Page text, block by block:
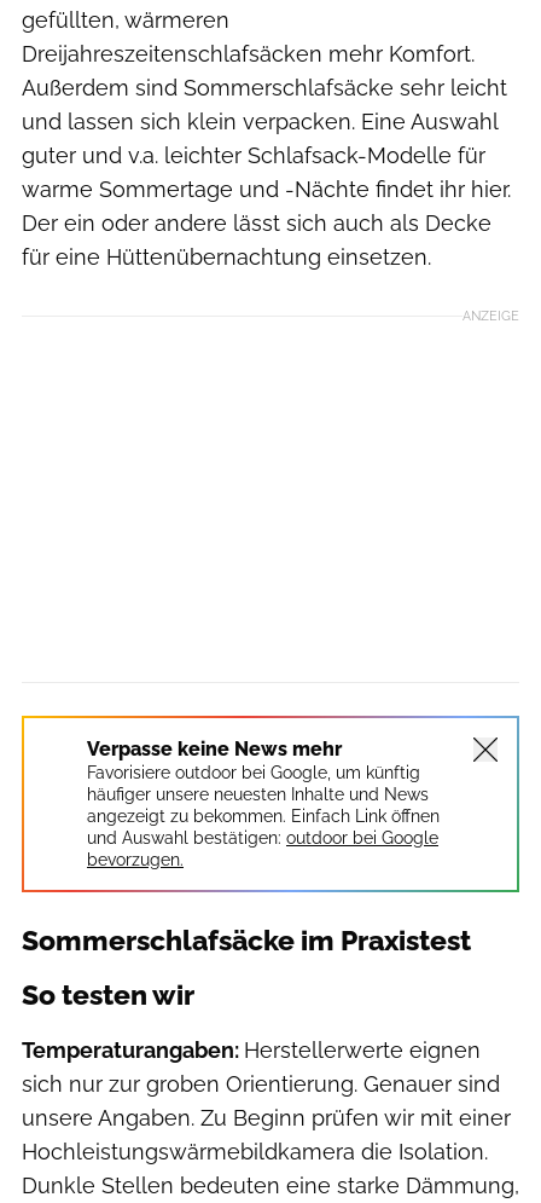
gefüllten, wärmeren
Dreijahreszeitenschlafsäcken mehr Komfort.
Außerdem sind Sommerschlafsäcke sehr leicht
und lassen sich klein verpacken. Eine Auswahl
guter und v.a. leichter Schlafsack-Modelle für
warme Sommertage und -Nächte findet ihr hier.
Der ein oder andere lässt sich auch als Decke
für eine Hüttenübernachtung einsetzen.
ANZEIGE
Verpasse keine News mehr
Favorisiere outdoor bei Google, um künftig
häufiger unsere neuesten Inhalte und News
angezeigt zu bekommen. Einfach Link öffnen
und Auswahl bestätigen: outdoor bei Google
bevorzugen.
Sommerschlafsäcke im Praxistest
So testen wir
Temperaturangaben: Herstellerwerte eignen
sich nur zur groben Orientierung. Genauer sind
unsere Angaben. Zu Beginn prüfen wir mit einer
Hochleistungswärmebildkamera die Isolation.
Dunkle Stellen bedeuten eine starke Dämmung,